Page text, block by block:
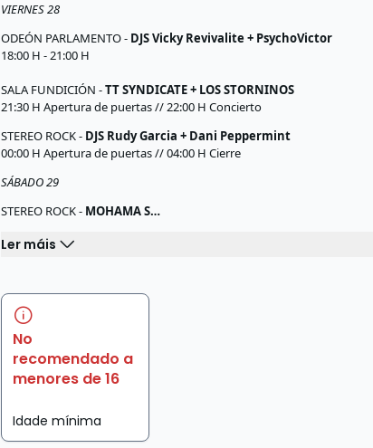
VIERNES 28
ODEÓN PARLAMENTO - DJS Vicky Revivalite + PsychoVictor
18:00 H - 21:00 H
SALA FUNDICIÓN -TT SYNDICATE + LOS STORNINOS
21:30 H Apertura de puertas // 22:00 H Concierto
STEREO ROCK - DJS Rudy Garcia + Dani Peppermint
00:00 H Apertura de puertas // 04:00 H Cierre
SÁBADO 29
STEREO ROCK - MOHAMA S…
Ler máis
No
recomendado a
menores de 16
Idade mínima